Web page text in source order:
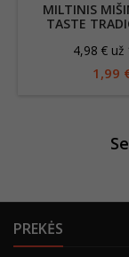
MILTINIS
TASTE
400G
4,98 € už
1,99
PREKĖS